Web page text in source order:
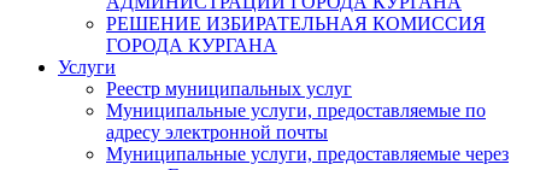
РЕШЕНИЕ ИЗБИРАТЕЛЬНАЯ КОМИССИЯ
ГОРОДА КУРГАНА
Услуги
Реестр муниципальных услуг
Муниципальные услуги, предоставляемые по
адресу электронной почты
Муниципальные услуги, предоставляемые через